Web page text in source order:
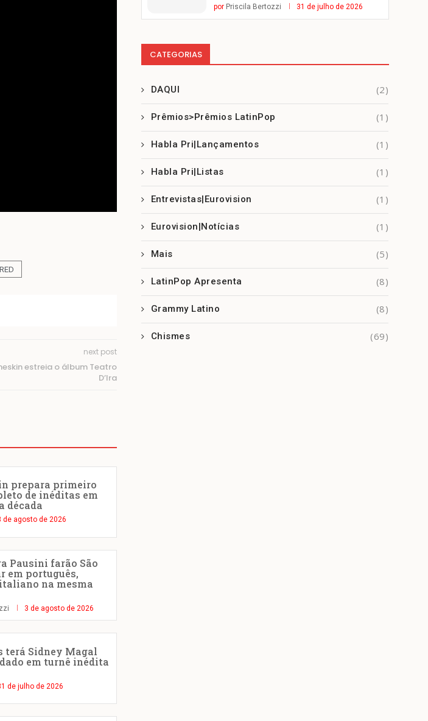
next post
estreia o álbum Teatro
D’Ira
prepara primeiro
de inéditas em
década
de agosto de 2026
Pausini farão São
em português,
na mesma
3 de agosto de 2026
terá Sidney Magal
em turnê inédita
de julho de 2026
por Priscila Bertozzi 31 de julho de 2026
CATEGORIAS
DAQUI (2)
Prêmios>Prêmios LatinPop (1)
Habla Pri|Lançamentos (1)
Habla Pri|Listas (1)
Entrevistas|Eurovision (1)
Eurovision|Notícias (1)
Mais (5)
LatinPop Apresenta (8)
Grammy Latino (8)
Chismes (69)